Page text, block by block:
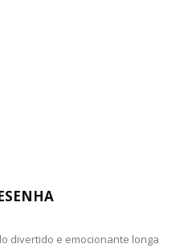
divertido e emocionante longa